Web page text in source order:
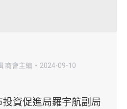
商會主編 2024-09-10
投資促進局羅宇航副局